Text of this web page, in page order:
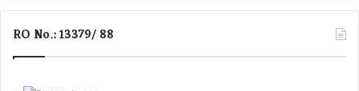
र
लु
RO No.: 13379/ 88